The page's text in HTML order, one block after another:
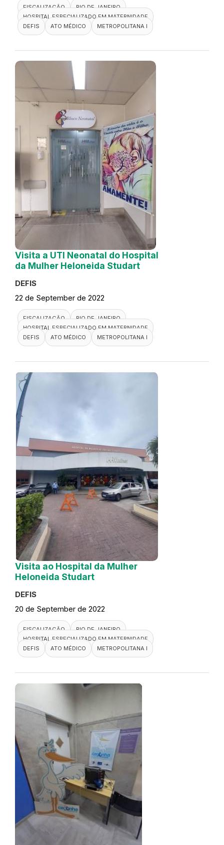
FISCALIZAÇÃO
RIO DE JANEIRO
HOSPITAL ESPECIALIZADO EM MATERNIDADE
DEFIS
ATO MÉDICO METROPOLITANA I
Visita a UTI Neonatal do Hospital
da Mulher Heloneida Studart
DEFIS
22 de September de 2022
FISCALIZAÇÃO
RIO DE JANEIRO
HOSPITAL ESPECIALIZADO EM MATERNIDADE
DEFIS
ATO MÉDICO METROPOLITANA I
Visita ao Hospital da Mulher
Heloneida Studart
DEFIS
20 de September de 2022
FISCALIZAÇÃO
RIO DE JANEIRO
HOSPITAL ESPECIALIZADO EM MATERNIDADE
DEFIS
ATO MÉDICO METROPOLITANA I